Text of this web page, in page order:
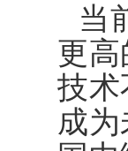
当
更
技术
成